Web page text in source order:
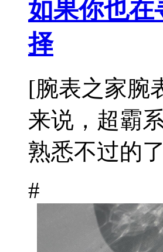
如果你也在
择
[腕表之家腕
来说，超霸
熟悉不过的
#